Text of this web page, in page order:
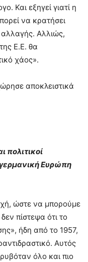
Και εξηγεί γιατί η
να κρατήσει
αλλαγής. Αλλιώς,
Ε.Ε. θα
χάος».
αποκλειστικά
πολιτικοί
Ευρώπη
ώστε να μπορούμε
πίστεψα ότι το
ήδη από το 1957,
Αυτός
όλο και πιο